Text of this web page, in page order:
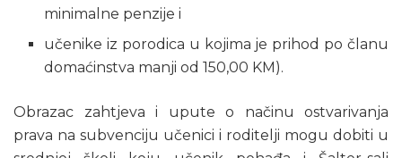
minimalne penzije i
učenike iz porodica u kojima je prihod po članu
domaćinstva manji od 150,00 KM).
Obrazac zahtjeva i upute o načinu ostvarivanja
prava na subvenciju učenici i roditelji mogu dobiti u